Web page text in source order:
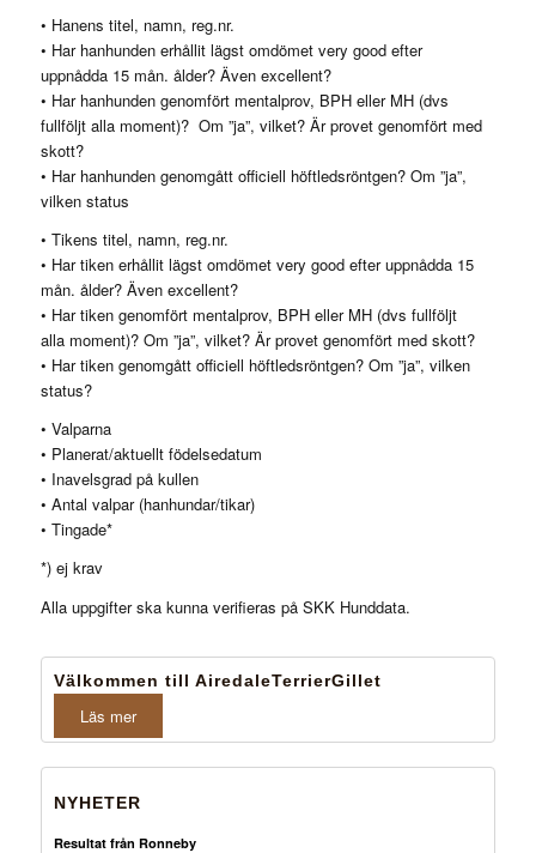
• Hanens titel, namn, reg.nr.
• Har hanhunden erhållit lägst omdömet very good efter
uppnådda 15 mån. ålder? Även excellent?
• Har hanhunden genomfört mentalprov, BPH eller MH (dvs
fullföljt alla moment)? Om ”ja”, vilket? Är provet genomfört med
skott?
• Har hanhunden genomgått officiell höftledsröntgen? Om ”ja”,
vilken status
• Tikens titel, namn, reg.nr.
• Har tiken erhållit lägst omdömet very good efter uppnådda 15
mån. ålder? Även excellent?
• Har tiken genomfört mentalprov, BPH eller MH (dvs fullföljt
alla moment)? Om ”ja”, vilket? Är provet genomfört med skott?
• Har tiken genomgått officiell höftledsröntgen? Om ”ja”, vilken
status?
• Valparna
• Planerat/aktuellt födelsedatum
• Inavelsgrad på kullen
• Antal valpar (hanhundar/tikar)
• Tingade*
*) ej krav
Alla uppgifter ska kunna verifieras på SKK Hunddata.
Välkommen till AiredaleTerrierGillet
Läs mer
NYHETER
Resultat från Ronneby